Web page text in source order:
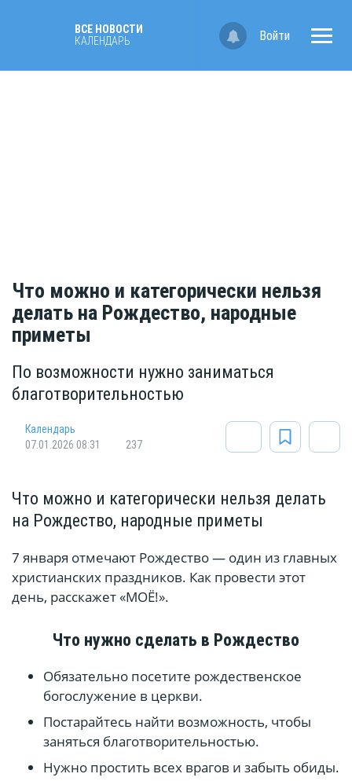
ВСЕ НОВОСТИ
КАЛЕНДАРЬ
Войти
Что можно и категорически нельзя
делать на Рождество, народные
приметы
По возможности нужно заниматься
благотворительностью
Календарь
07.01.2026 08:31
237
Что можно и категорически нельзя делать
на Рождество, народные приметы
7 января отмечают Рождество — один из главных
христианских праздников. Как провести этот
день, расскажет «МОЁ!».
Что нужно сделать в Рождество
Обязательно посетите рождественское
богослужение в церкви.
Постарайтесь найти возможность, чтобы
заняться благотворительностью.
Нужно простить всех врагов и забыть обиды.